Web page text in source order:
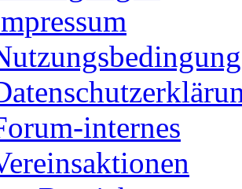
internes